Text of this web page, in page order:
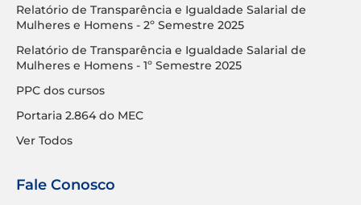
Relatório de Transparência e Igualdade Salarial de
Mulheres e Homens - 2º Semestre 2025
Relatório de Transparência e Igualdade Salarial de
Mulheres e Homens - 1º Semestre 2025
PPC dos cursos
Portaria 2.864 do MEC
Ver Todos
Fale Conosco